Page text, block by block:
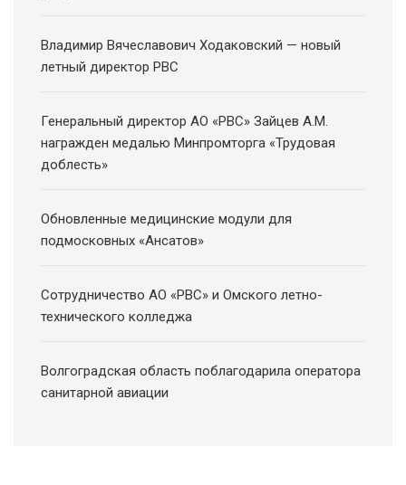
Владимир Вячеславович Ходаковский — новый
летный директор РВС
Генеральный директор АО «РВС» Зайцев А.М.
награжден медалью Минпромторга «Трудовая
доблесть»
Обновленные медицинские модули для
подмосковных «Ансатов»
Сотрудничество АО «РВС» и Омского летно-
технического колледжа
Волгоградская область поблагодарила оператора
санитарной авиации